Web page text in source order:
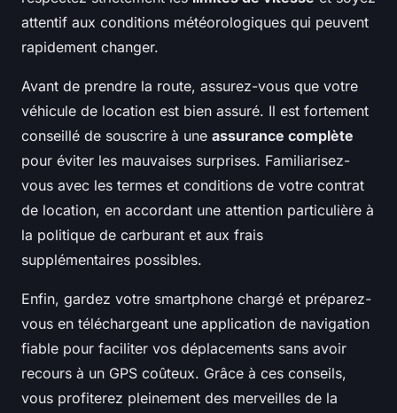
attentif aux conditions météorologiques qui peuvent
rapidement changer.
Avant de prendre la route, assurez-vous que votre
véhicule de location est bien assuré. Il est fortement
conseillé de souscrire à une assurance complète
pour éviter les mauvaises surprises. Familiarisez-
vous avec les termes et conditions de votre contrat
de location, en accordant une attention particulière à
la politique de carburant et aux frais
supplémentaires possibles.
Enfin, gardez votre smartphone chargé et préparez-
vous en téléchargeant une application de navigation
fiable pour faciliter vos déplacements sans avoir
recours à un GPS coûteux. Grâce à ces conseils,
vous profiterez pleinement des merveilles de la